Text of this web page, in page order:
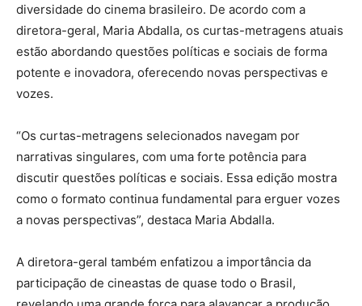
diversidade do cinema brasileiro. De acordo com a
diretora-geral, Maria Abdalla, os curtas-metragens atuais
estão abordando questões políticas e sociais de forma
potente e inovadora, oferecendo novas perspectivas e
vozes.
“Os curtas-metragens selecionados navegam por
narrativas singulares, com uma forte potência para
discutir questões políticas e sociais. Essa edição mostra
como o formato continua fundamental para erguer vozes
a novas perspectivas”, destaca Maria Abdalla.
A diretora-geral também enfatizou a importância da
participação de cineastas de quase todo o Brasil,